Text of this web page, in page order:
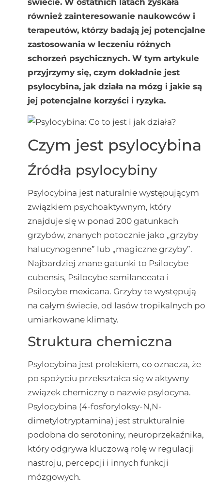
świecie. W ostatnich latach zyskała
również zainteresowanie naukowców i
terapeutów, którzy badają jej potencjalne
zastosowania w leczeniu różnych
schorzeń psychicznych. W tym artykule
przyjrzymy się, czym dokładnie jest
psylocybina, jak działa na mózg i jakie są
jej potencjalne korzyści i ryzyka.
Czym jest psylocybina
Źródła psylocybiny
Psylocybina jest naturalnie występującym
związkiem psychoaktywnym, który
znajduje się w ponad 200 gatunkach
grzybów, znanych potocznie jako „grzyby
halucynogenne” lub „magiczne grzyby”.
Najbardziej znane gatunki to Psilocybe
cubensis, Psilocybe semilanceata i
Psilocybe mexicana. Grzyby te występują
na całym świecie, od lasów tropikalnych po
umiarkowane klimaty.
Struktura chemiczna
Psylocybina jest prolekiem, co oznacza, że
po spożyciu przekształca się w aktywny
związek chemiczny o nazwie psylocyna.
Psylocybina (4-fosforyloksy-N,N-
dimetylotryptamina) jest strukturalnie
podobna do serotoniny, neuroprzekaźnika,
który odgrywa kluczową rolę w regulacji
nastroju, percepcji i innych funkcji
mózgowych.